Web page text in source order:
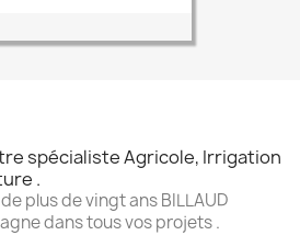
spécialiste Agricole, Irrigation
.
plus de vingt ans BILLAUD
dans tous vos projets .